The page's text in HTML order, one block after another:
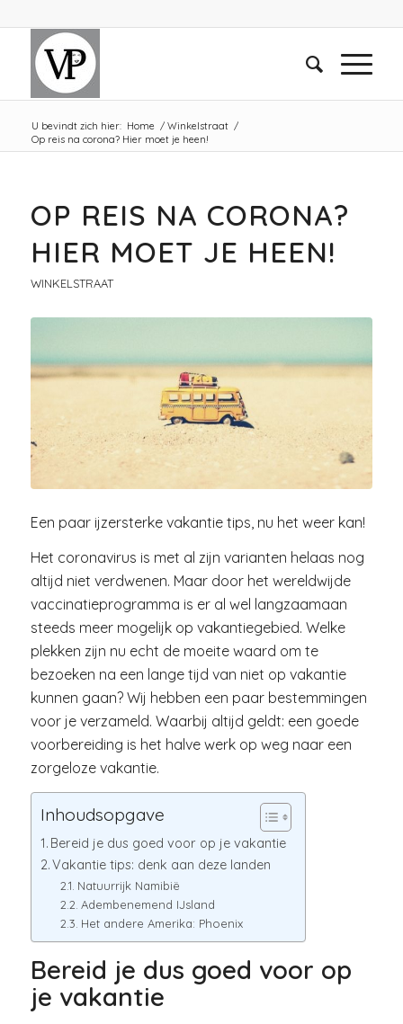
U bevindt zich hier: Home / Winkelstraat /
Op reis na corona? Hier moet je heen!
OP REIS NA CORONA?
HIER MOET JE HEEN!
WINKELSTRAAT
Een paar ijzersterke vakantie tips, nu het weer kan!
Het coronavirus is met al zijn varianten helaas nog
altijd niet verdwenen. Maar door het wereldwijde
vaccinatieprogramma is er al wel langzaamaan
steeds meer mogelijk op vakantiegebied. Welke
plekken zijn nu echt de moeite waard om te
bezoeken na een lange tijd van niet op vakantie
kunnen gaan? Wij hebben een paar bestemmingen
voor je verzameld. Waarbij altijd geldt: een goede
voorbereiding is het halve werk op weg naar een
zorgeloze vakantie.
Inhoudsopgave
Bereid je dus goed voor op je vakantie
Vakantie tips: denk aan deze landen
Natuurrijk Namibië
Adembenemend IJsland
Het andere Amerika: Phoenix
Bereid je dus goed voor op
je vakantie